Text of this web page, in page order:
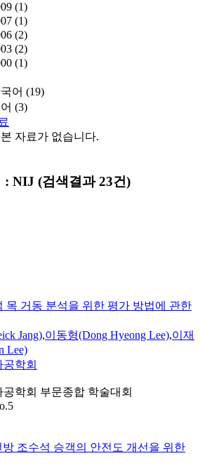
(1)
(1)
(2)
(2)
(1)
어 (19)
(3)
자료가 없습니다.
: NIJ (검색결과 23건)
목 거동 분석을 위한 평가 방법에 관한
Jang),이동형(Dong Hyeong Lee),이재
Lee)
학회
학회 부문종합 학술대회
방 조수석 승객의 안전도 개선을 위한